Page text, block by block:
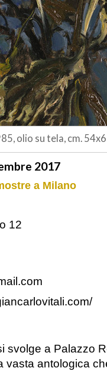
olio su tela, cm.
2017
a Milano
12
svolge a Palazzo
vasta antologica